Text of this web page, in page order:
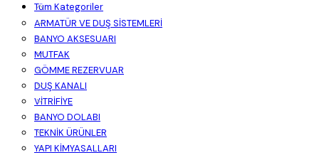
Tüm Kategoriler
ARMATÜR VE DUŞ SİSTEMLERİ
BANYO AKSESUARI
MUTFAK
GÖMME REZERVUAR
DUŞ KANALI
VİTRİFİYE
BANYO DOLABI
TEKNİK ÜRÜNLER
YAPI KİMYASALLARI